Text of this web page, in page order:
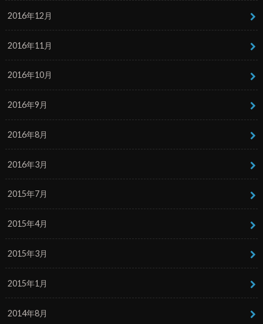
2016年12月
2016年11月
2016年10月
2016年9月
2016年8月
2016年3月
2015年7月
2015年4月
2015年3月
2015年1月
2014年8月